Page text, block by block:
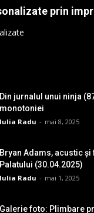
prin
Din jurnalul unui ninja
monotoniei
Iulia Radu - mai 8, 2025
Bryan Adams, acustic
Palatului (30.04.2025)
Iulia Radu - mai 1, 2025
Galerie foto: Plimbare